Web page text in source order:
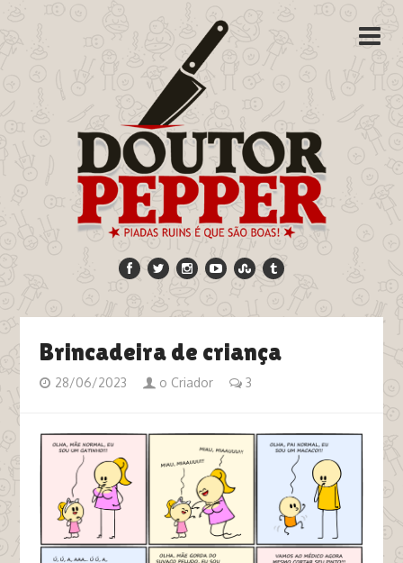
Brincadeira de criança
28/06/2023 o Criador 3